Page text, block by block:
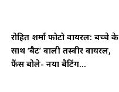
रोहित शर्मा फोटो वायरल: बच्चे के
साथ ‘बैट’ वाली तस्वीर वायरल,
फैंस बोले- नया बैटिंग...